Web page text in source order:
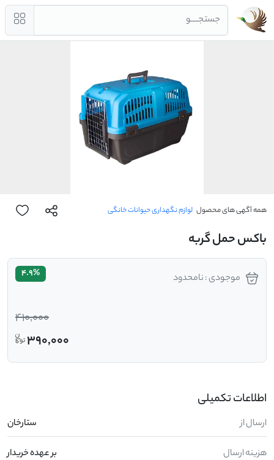
جستجــــو
همه آگهی های محصول لوازم نگهداری حیوانات خانگی
باکس حمل گربه
موجودی : نامحدود 4.9%
410,000
390,000
اطلاعات تکمیلی
ارسال از ستارخان
هزینه ارسال بر عهده خریدار